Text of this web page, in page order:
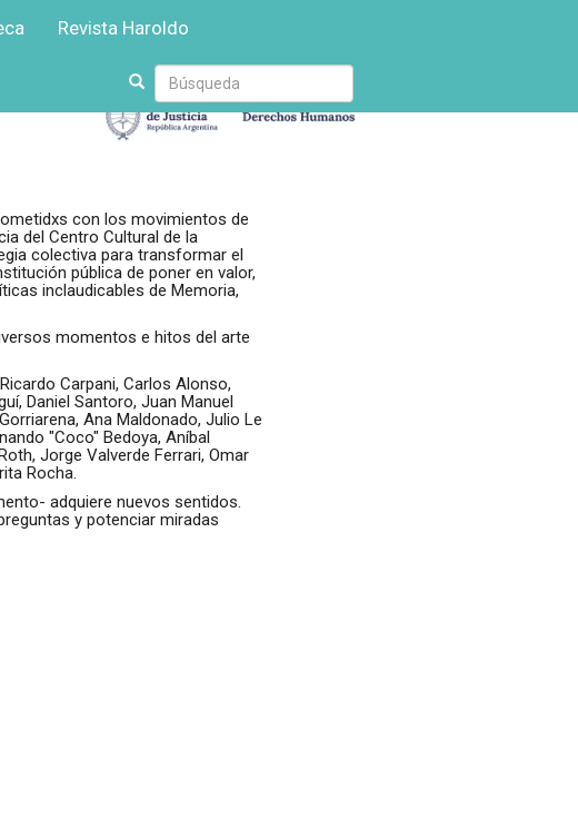
Revista Haroldo
Escriba
su
búsqueda
con los movimientos de
del Centro Cultural de la
colectiva para transformar el
pública de poner en valor,
inclaudicables de Memoria,
momentos e hitos del arte
Carpani, Carlos Alonso,
Daniel Santoro, Juan Manuel
Ana Maldonado, Julio Le
"Coco" Bedoya, Aníbal
Jorge Valverde Ferrari, Omar
Rocha.
adquiere nuevos sentidos.
y potenciar miradas